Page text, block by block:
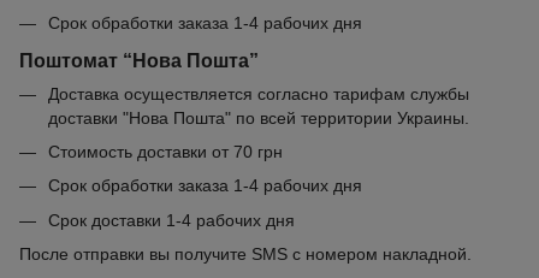
Срок обработки заказа 1-4 рабочих дня
Поштомат “Нова Пошта”
Доставка осуществляется согласно тарифам службы
доставки "Нова Пошта" по всей территории Украины.
Стоимость доставки от 70 грн
Срок обработки заказа 1-4 рабочих дня
Срок доставки 1-4 рабочих дня
После отправки вы получите SMS с номером накладной.